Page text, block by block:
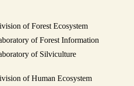
of Forest Ecosystem
of Forest Information
of Silviculture
of Human Ecosystem